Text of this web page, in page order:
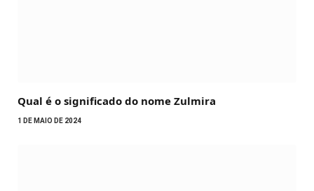
Qual é o significado do nome Zulmira
1 DE MAIO DE 2024